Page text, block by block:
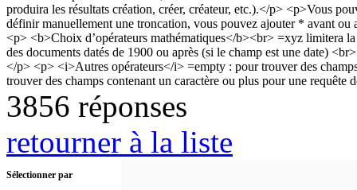
3856 réponses
retourner à la liste
Sélectionner par